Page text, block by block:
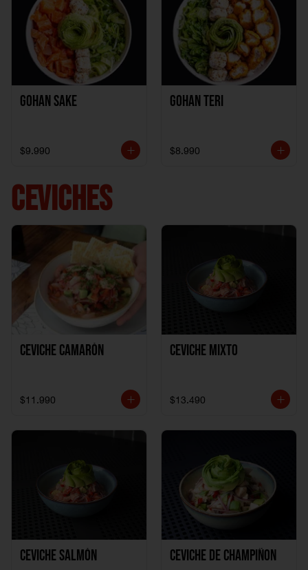
Gohan Sake
$9.990
Gohan Teri
$8.990
CEVICHES
Ceviche Camarón
$11.990
Ceviche Mixto
$13.490
Ceviche Salmón Ceviche de Champiñon